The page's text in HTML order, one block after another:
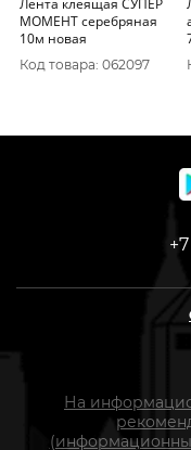
Лента клеящая СУПЕР
МОМЕНТ серебряная
10м новая
Код товара: 062097
На